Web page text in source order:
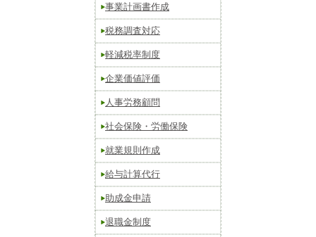
事業計画書作成
税務調査対応
軽減税率制度
企業価値評価
人事労務顧問
社会保険・労働保険
就業規則作成
給与計算代行
助成金申請
退職金制度